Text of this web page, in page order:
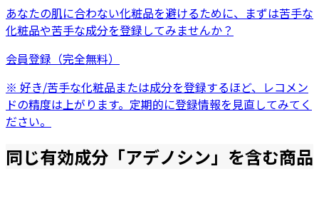
あなたの肌に合わない化粧品を避けるために、まずは苦手な
化粧品や苦手な成分を登録してみませんか？
会員登録（完全無料）
※ 好き/苦手な化粧品または成分を登録するほど、レコメン
ドの精度は上がります。定期的に登録情報を見直してみてく
ださい。
同じ有効成分「アデノシン」を含む商品